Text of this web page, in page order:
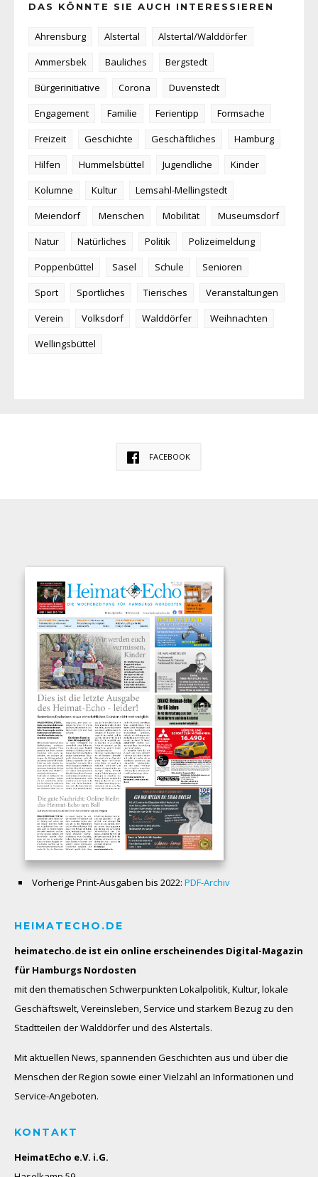
DAS KÖNNTE SIE AUCH INTERESSIEREN
Ahrensburg Alstertal
Alstertal/Walddörfer
Ammersbek
Bauliches
Bergstedt
Bürgerinitiative
Corona
Duvenstedt
Engagement
Familie Ferientipp
Formsache
Freizeit
Geschichte Geschäftliches
Hamburg
Hilfen
Hummelsbüttel Jugendliche
Kinder
Kolumne
Kultur
Lemsahl-Mellingstedt
Meiendorf
Menschen Mobilität
Museumsdorf
Natur
Natürliches Politik
Polizeimeldung
Poppenbüttel
Sasel Schule
Senioren
Sport
Sportliches Tierisches
Veranstaltungen
Verein
Volksdorf Walddörfer
Weihnachten
Wellingsbüttel
FACEBOOK
Vorherige Print-Ausgaben bis 2022: PDF-Archiv
HEIMATECHO.DE
heimatecho.de ist ein online erscheinendes Digital-Magazin
für Hamburgs Nordosten
mit den thematischen Schwerpunkten Lokalpolitik, Kultur, lokale
Geschäftswelt, Vereinsleben, Service und starkem Bezug zu den
Stadtteilen der Walddörfer und des Alstertals.
Mit aktuellen News, spannenden Geschichten aus und über die
Menschen der Region sowie einer Vielzahl an Informationen und
Service-Angeboten.
KONTAKT
HeimatEcho e.V. i.G.